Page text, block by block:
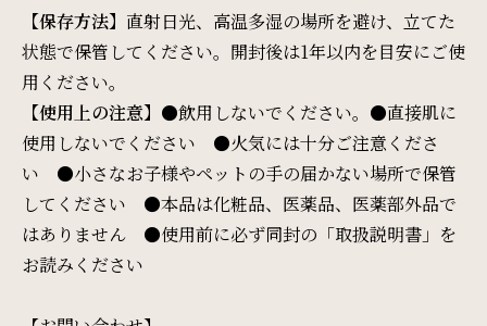
ご宿泊日を検索
検索窓
宿泊予約
【保存方法】 直射日光、高温多湿の場所を避け、立てた
状態で保管してください。開封後は1年以内を目安にご使
用ください。
【使用上の注意】 ●飲用しないでください。●直接肌に
使用しないでください ●火気には十分ご注意くださ
い ●小さなお子様やペットの手の届かない場所で保管
してください ●本品は化粧品、医薬品、医薬部外品で
はありません ●使用前に必ず同封の「取扱説明書」を
お読みください